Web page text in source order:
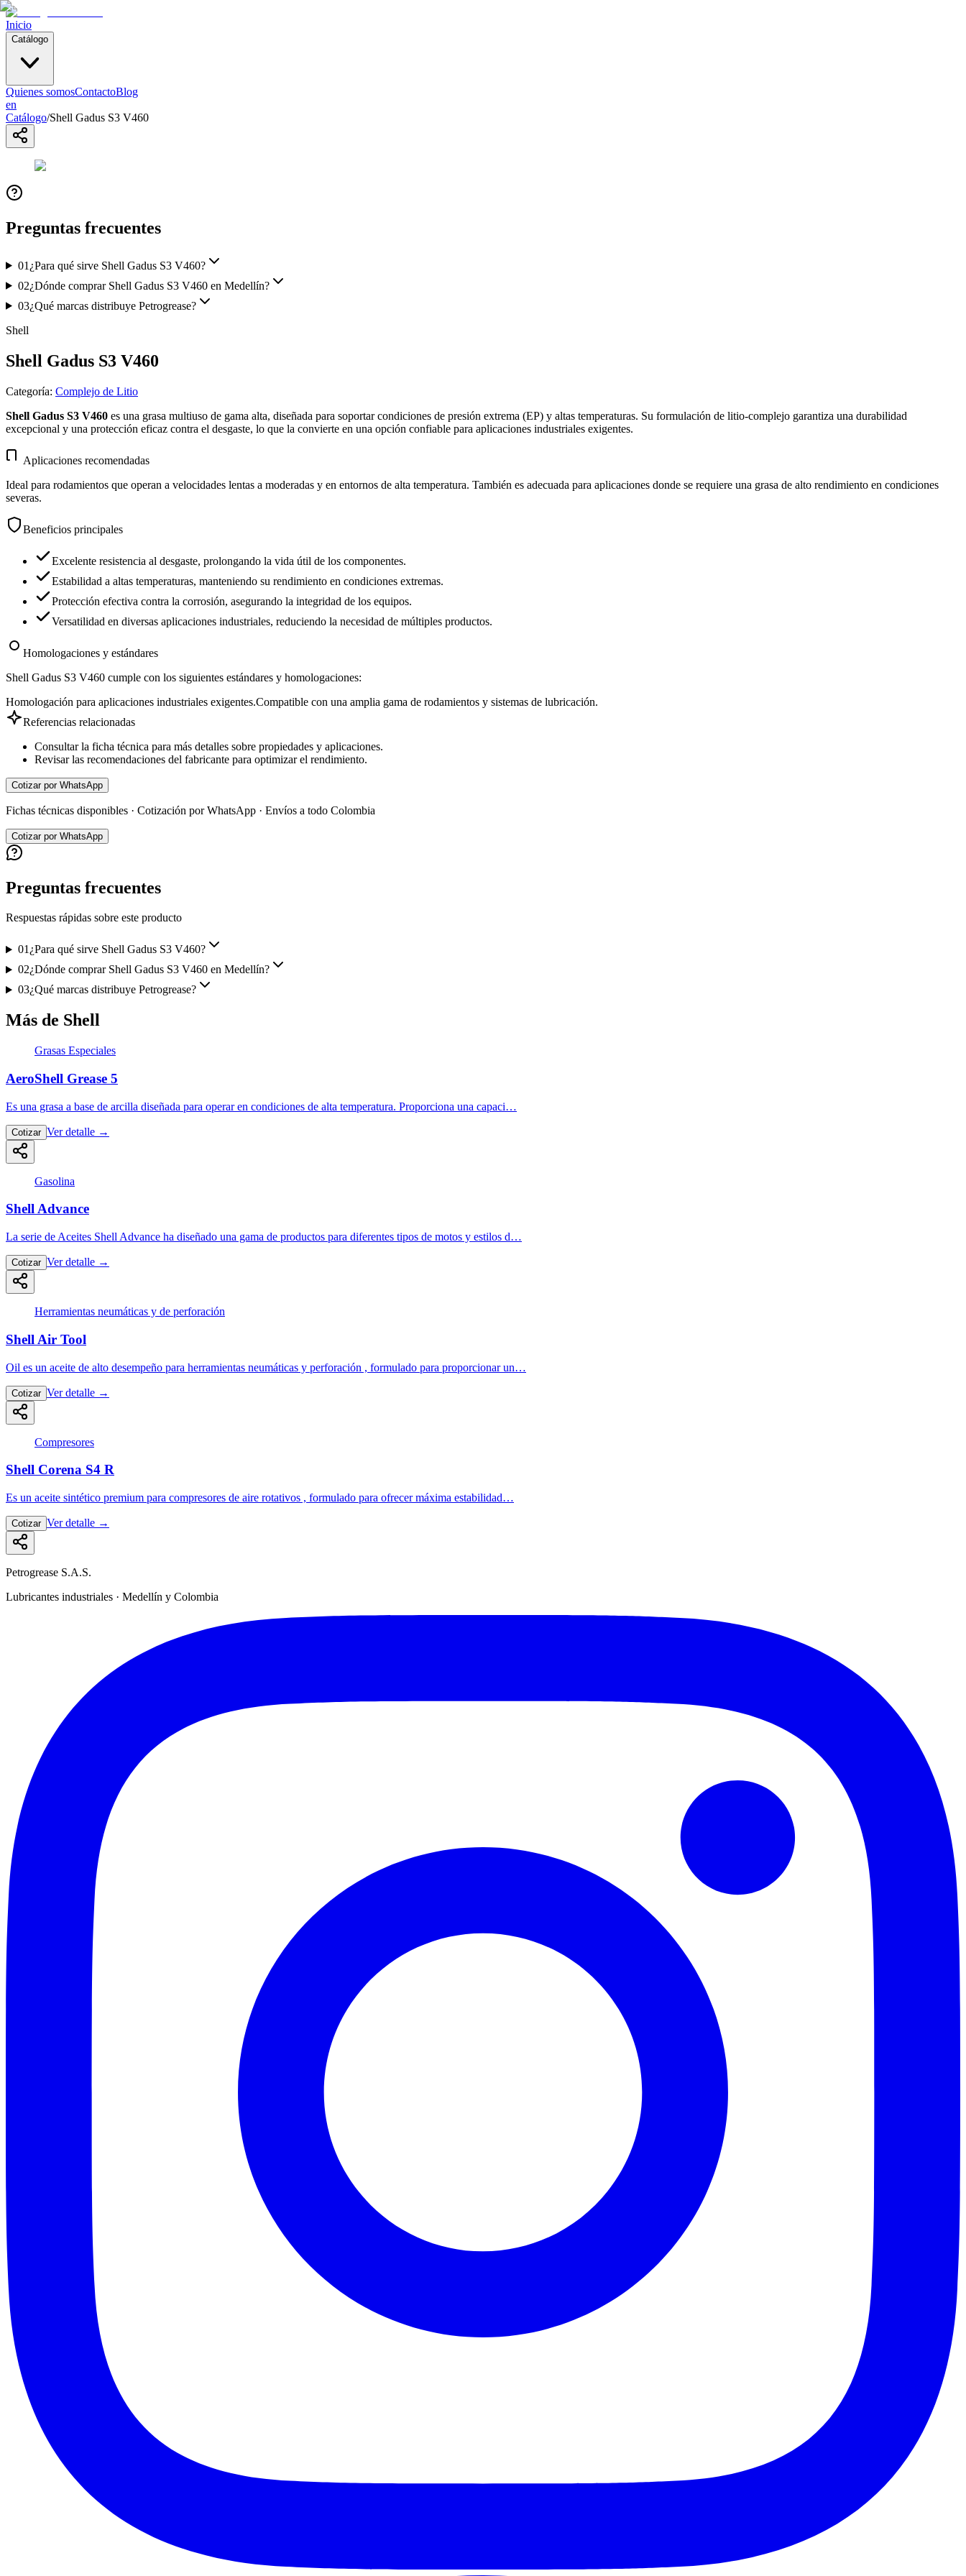
Inicio
Catálogo
Quienes somosContactoBlog
en
Catálogo/Shell Gadus S3 V460
Preguntas frecuentes
01 ¿Para qué sirve Shell Gadus S3 V460?
02¿Dónde comprar Shell Gadus S3 V460 en Medellín?
03¿Qué marcas distribuye Petrogrease?
Shell
Shell Gadus S3 V460
Categoría: Complejo de Litio
Shell Gadus S3 V460 es una grasa multiuso de gama alta, diseñada para soportar condiciones de presión extrema (EP) y altas temperaturas. Su formulación de litio-complejo garantiza una durabilidad
excepcional y una protección eficaz contra el desgaste, lo que la convierte en una opción confiable para aplicaciones industriales exigentes.
Aplicaciones recomendadas
Ideal para rodamientos que operan a velocidades lentas a moderadas y en entornos de alta temperatura. También es adecuada para aplicaciones donde se requiere una grasa de alto rendimiento en condiciones
severas.
Beneficios principales
Excelente resistencia al desgaste, prolongando la vida útil de los componentes.
Estabilidad a altas temperaturas, manteniendo su rendimiento en condiciones extremas.
Protección efectiva contra la corrosión, asegurando la integridad de los equipos.
Versatilidad en diversas aplicaciones industriales, reduciendo la necesidad de múltiples productos.
Homologaciones y estándares
Shell Gadus S3 V460 cumple con los siguientes estándares y homologaciones:
Homologación para aplicaciones industriales exigentes.Compatible con una amplia gama de rodamientos y sistemas de lubricación.
Referencias relacionadas
Consultar la ficha técnica para más detalles sobre propiedades y aplicaciones.
Revisar las recomendaciones del fabricante para optimizar el rendimiento.
Cotizar por WhatsApp
Fichas técnicas disponibles · Cotización por WhatsApp · Envíos a todo Colombia
Cotizar por WhatsApp
Preguntas frecuentes
Respuestas rápidas sobre este producto
01¿Para qué sirve Shell Gadus S3 V460?
02¿Dónde comprar Shell Gadus S3 V460 en Medellín?
03¿Qué marcas distribuye Petrogrease?
Más de Shell
Grasas Especiales
AeroShell Grease 5
Es una grasa a base de arcilla diseñada para operar en condiciones de alta temperatura. Proporciona una capaci…
Cotizar Ver detalle →
Gasolina
Shell Advance
La serie de Aceites Shell Advance ha diseñado una gama de productos para diferentes tipos de motos y estilos d…
Cotizar Ver detalle →
Herramientas neumáticas y de perforación
Shell Air Tool
Oil es un aceite de alto desempeño para herramientas neumáticas y perforación , formulado para proporcionar un…
Cotizar Ver detalle →
Compresores
Shell Corena S4 R
Es un aceite sintético premium para compresores de aire rotativos , formulado para ofrecer máxima estabilidad…
Cotizar Ver detalle →
Petrogrease S.A.S.
Lubricantes industriales · Medellín y Colombia